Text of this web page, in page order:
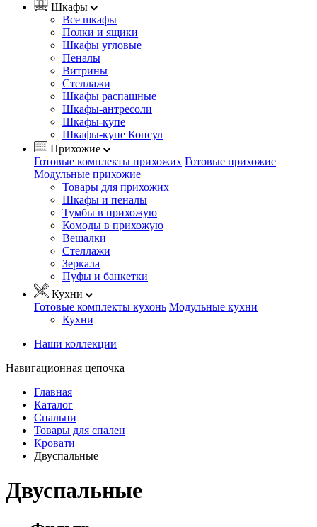
Шкафы
Все шкафы
Полки и ящики
Шкафы угловые
Пеналы
Витрины
Стеллажи
Шкафы распашные
Шкафы-антресоли
Шкафы-купе
Шкафы-купе Консул
Прихожие
Готовые комплекты прихожих Готовые прихожие
Модульные прихожие
Товары для прихожих
Шкафы и пеналы
Тумбы в прихожую
Комоды в прихожую
Вешалки
Стеллажи
Зеркала
Пуфы и банкетки
Кухни
Готовые комплекты кухонь Модульные кухни
Кухни
Наши коллекции
Навигационная цепочка
Главная
Каталог
Спальни
Товары для спален
Кровати
Двуспальные
Двуспальные